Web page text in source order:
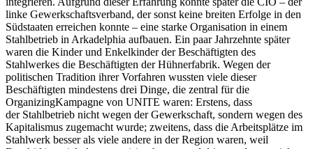
linke Gewerkschaftsverband, der sonst keine breiten Erfolge in den
Südstaaten erreichen konnte – eine starke Organisation in einem
Stahlbetrieb in Arkadelphia aufbauen. Ein paar Jahrzehnte später
waren die Kinder und Enkelkinder der Beschäftigten des
Stahlwerkes die Beschäftigten der Hühnerfabrik. Wegen der
politischen Tradition ihrer Vorfahren wussten viele dieser
Beschäftigten mindestens drei Dinge, die zentral für die
OrganizingKampagne von UNITE waren: Erstens, dass
der Stahlbetrieb nicht wegen der Gewerkschaft, sondern wegen des
Kapitalismus zugemacht wurde; zweitens, dass die Arbeitsplätze im
Stahlwerk besser als viele andere in der Region waren, weil